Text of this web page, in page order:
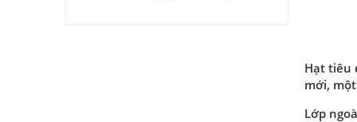
Hạt tiêu
mới,
Lớp